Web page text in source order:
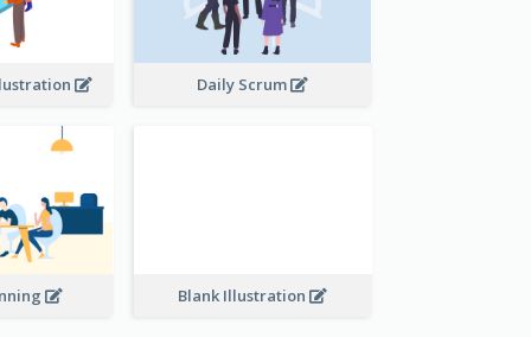
Daily Scrum
Blank Illustration